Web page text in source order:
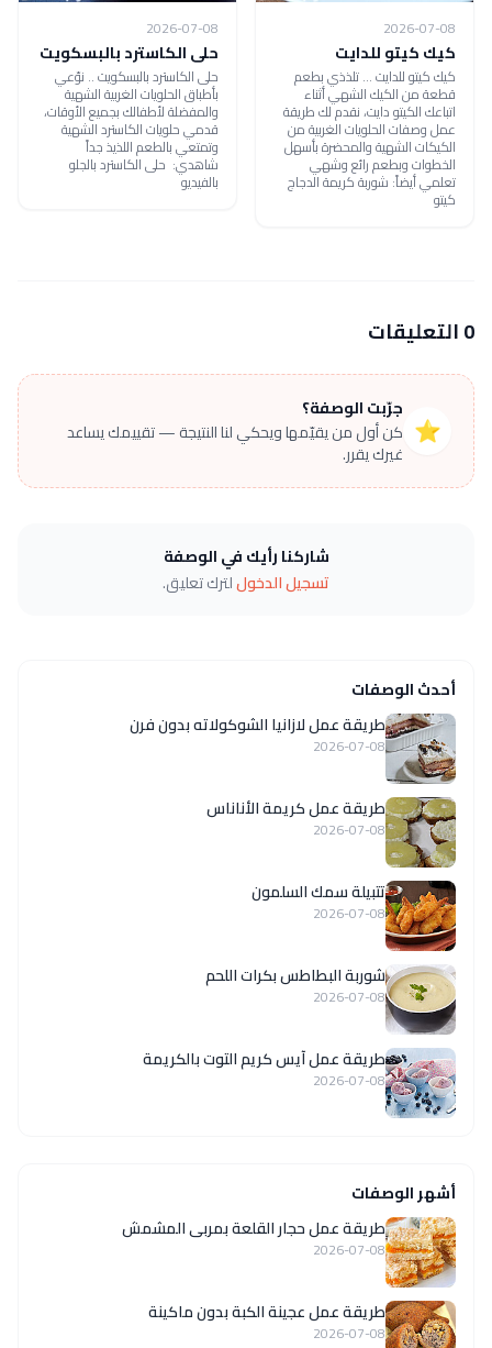
2026-07-08
كيك كيتو للدايت
كيك كيتو للدايت ... تلذذي بطعم
قطعة من الكيك الشهي أثناء
اتباعك الكيتو دايت، نقدم لك طريقة
عمل وصفات الحلويات الغربية من
الكيكات الشهية والمحضرة بأسهل
الخطوات وبطعم رائع وشهي
تعلمي أيضاً: شوربة كريمة الدجاج
كيتو
2026-07-08
حلى الكاسترد بالبسكويت
حلى الكاسترد بالبسكويت .. نوّعي
بأطباق الحلويات الغربية الشهية
والمفضلة لأطفالك بجميع الأوقات،
قدمي حلويات الكاسترد الشهية
وتمتعي بالطعم اللذيذ جداً
شاهدي: حلى الكاسترد بالجلو
بالفيديو
0 التعليقات
⭐
جرّبت الوصفة؟
كن أول من يقيّمها ويحكي لنا النتيجة — تقييمك يساعد
غيرك يقرر.
شاركنا رأيك في الوصفة
تسجيل الدخوللترك تعليق.
أحدث الوصفات
طريقة عمل لازانيا الشوكولاته بدون فرن
2026-07-08
طريقة عمل كريمة الأناناس
2026-07-08
تتبيلة سمك السلمون
2026-07-08
شوربة البطاطس بكرات اللحم
2026-07-08
طريقة عمل آيس كريم التوت بالكريمة
2026-07-08
أشهر الوصفات
طريقة عمل حجار القلعة بمربى المشمش
2026-07-08
طريقة عمل عجينة الكبة بدون ماكينة
2026-07-08